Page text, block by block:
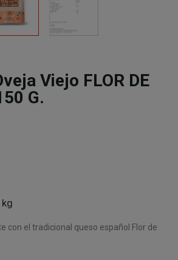
Viejo FLOR DE
G.
con el tradicional queso español Flor de